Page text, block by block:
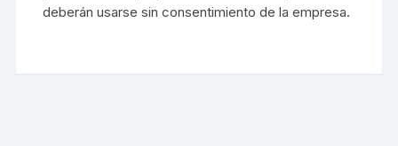
deberán usarse sin consentimiento de la empresa.